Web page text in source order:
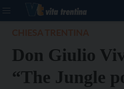
Don Giulio
“The Jungle